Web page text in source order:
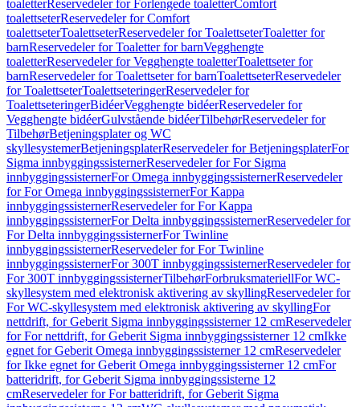
toaletterReservedeler for Forlengede toaletterComfort
toalettseterReservedeler for Comfort
toalettseterToalettseterReservedeler for ToalettseterToaletter for
barnReservedeler for Toaletter for barnVegghengte
toaletterReservedeler for Vegghengte toaletterToalettseter for
barnReservedeler for Toalettseter for barnToalettseterReservedeler
for ToalettseterToalettseteringerReservedeler for
ToalettseteringerBidéerVegghengte bidéerReservedeler for
Vegghengte bidéerGulvstående bidéerTilbehørReservedeler for
TilbehørBetjeningsplater og WC
skyllesystemerBetjeningsplaterReservedeler for BetjeningsplaterFor
Sigma innbyggingssisternerReservedeler for For Sigma
innbyggingssisternerFor Omega innbyggingssisternerReservedeler
for For Omega innbyggingssisternerFor Kappa
innbyggingssisternerReservedeler for For Kappa
innbyggingssisternerFor Delta innbyggingssisternerReservedeler for
For Delta innbyggingssisternerFor Twinline
innbyggingssisternerReservedeler for For Twinline
innbyggingssisternerFor 300T innbyggingssisternerReservedeler for
For 300T innbyggingssisternerTilbehørForbruksmateriellFor WC-
skyllesystem med elektronisk aktivering av skyllingReservedeler for
For WC-skyllesystem med elektronisk aktivering av skyllingFor
nettdrift, for Geberit Sigma innbyggingssisterner 12 cmReservedeler
for For nettdrift, for Geberit Sigma innbyggingssisterner 12 cmIkke
egnet for Geberit Omega innbyggingssisterner 12 cmReservedeler
for Ikke egnet for Geberit Omega innbyggingssisterner 12 cmFor
batteridrift, for Geberit Sigma innbyggingssisterne 12
cmReservedeler for For batteridrift, for Geberit Sigma